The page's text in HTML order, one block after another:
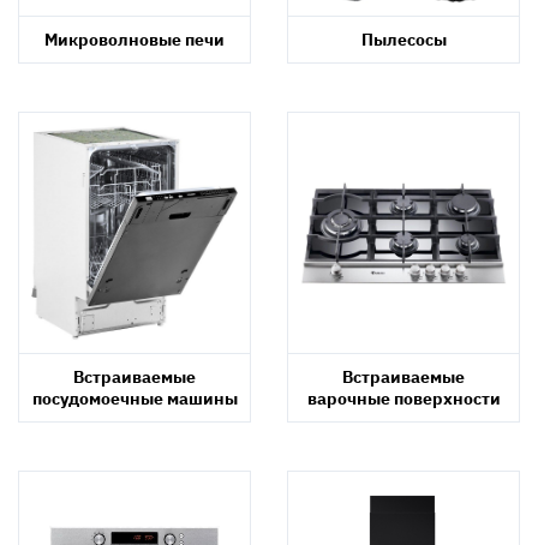
Микроволновые печи Пылесосы
Встраиваемые
посудомоечные машины
Встраиваемые
варочные поверхности